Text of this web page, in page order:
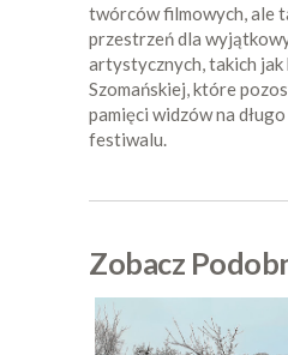
twórców filmowych, ale
przestrzeń dla
artystycznych, takich
Szomańskiej, które
pamięci widzów na
festiwalu.
Zobacz